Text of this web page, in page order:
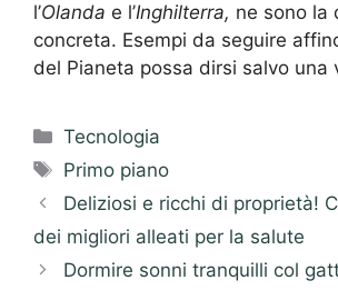
l’Olanda e l’Inghilterra, ne sono la
concreta. Esempi da seguire
del Pianeta possa dirsi salvo una
Categorie
Tecnologia
Tag
Primo piano
Deliziosi e ricchi di proprietà!
dei migliori alleati per la salute
Dormire sonni tranquilli col